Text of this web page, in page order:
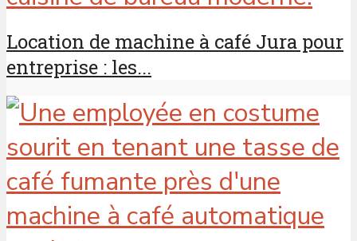
Location de machine à café Jura pour
entreprise : les...